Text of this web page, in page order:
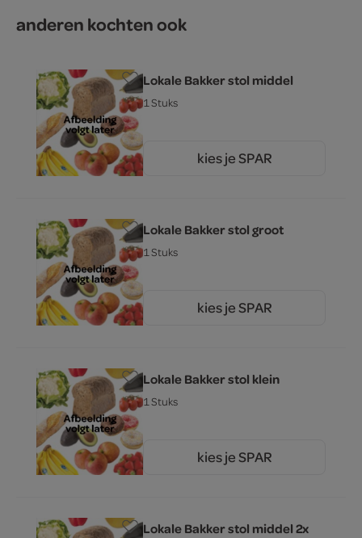
anderen kochten ook
Lokale Bakker stol middel
1 Stuks
kies je SPAR
Lokale Bakker stol groot
1 Stuks
kies je SPAR
Lokale Bakker stol klein
1 Stuks
kies je SPAR
Lokale Bakker stol middel 2x